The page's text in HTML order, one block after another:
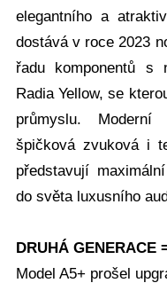
elegantního a
dostává v roce 2023
řadu komponentů s
Radia Yellow, se
průmyslu.
špičková zvuková i
představují
do světa luxusního
DRUHÁ GENERACE
Model A5+ prošel